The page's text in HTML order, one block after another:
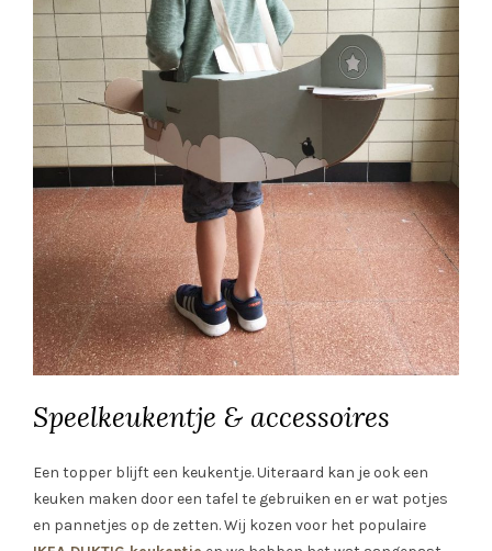
Speelkeukentje & accessoires
Een topper blijft een keukentje. Uiteraard kan je ook een
keuken maken door een tafel te gebruiken en er wat potjes
en pannetjes op de zetten. Wij kozen voor het populaire